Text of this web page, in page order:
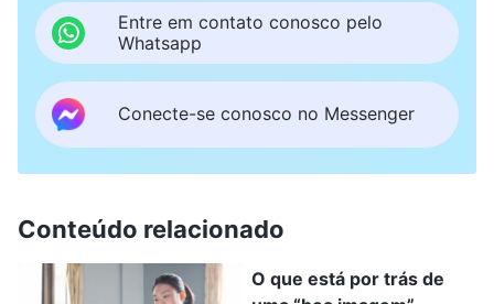
superficialmente sem abordá-los de forma
adequada. Eu tive um comportamento
semelhante antes. Por que sou incapaz de
apontar e expor os problemas dos outros
quando os detecto, sempre temendo que ser
impressão de mim? Qual é exatamente o
problema aqui?”. Orei a Deus, pedindo-Lhe que
me esclarecesse para que eu pudesse
Entre em contato conosco pelo
Whatsapp
Conecte-se conosco no Messenger
Conteúdo relacionado
O que está por trás de